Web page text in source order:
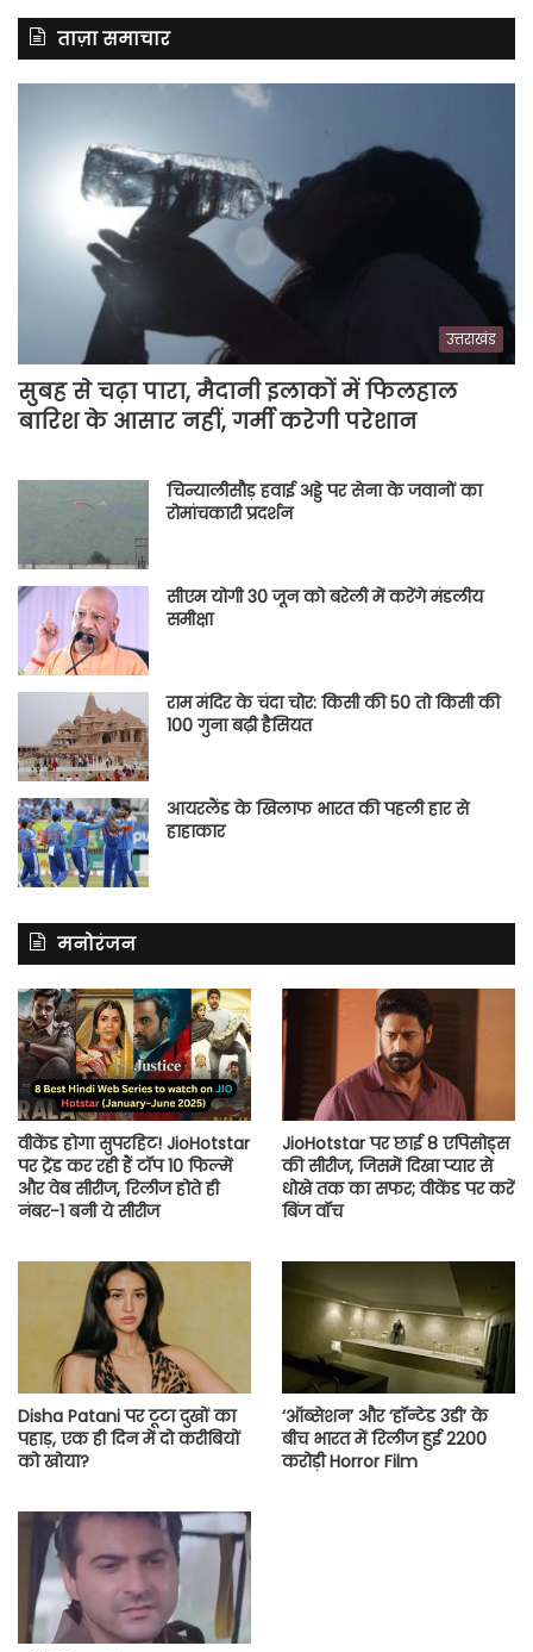
ताज़ा समाचार
उत्तराखंड
सुबह से चढ़ा पारा, मैदानी इलाकों में फिलहाल
बारिश के आसार नहीं, गर्मी करेगी परेशान
चिन्यालीसौड़ हवाई अड्डे पर सेना के जवानों का
रोमांचकारी प्रदर्शन
सीएम योगी 30 जून को बरेली में करेंगे मंडलीय
समीक्षा
राम मंदिर के चंदा चोर: किसी की 50 तो किसी की
100 गुना बढ़ी हैसियत
आयरलैंड के खिलाफ भारत की पहली हार से
हाहाकार
मनोरंजन
वीकेंड होगा सुपरहिट! JioHotstar
पर ट्रेंड कर रही हैं टॉप 10 फिल्में
और वेब सीरीज, रिलीज होते ही
नंबर-1 बनी ये सीरीज
JioHotstar पर छाई 8 एपिसोड्स
की सीरीज, जिसमें दिखा प्यार से
धोखे तक का सफर; वीकेंड पर करें
बिंज वॉच
Disha Patani पर टूटा दुखों का
पहाड़, एक ही दिन में दो करीबियों
को खोया?
‘ऑब्सेशन’ और ‘हॉन्टेड 3डी’ के
बीच भारत में रिलीज हुई 2200
करोड़ी Horror Film